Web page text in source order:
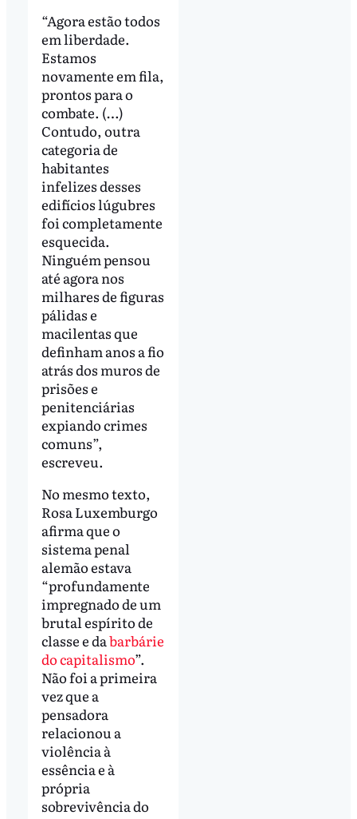
“Agora estão todos
em liberdade.
Estamos
novamente em fila,
prontos para o
combate. (…)
Contudo, outra
categoria de
habitantes
infelizes desses
edifícios lúgubres
foi completamente
esquecida.
Ninguém pensou
até agora nos
milhares de figuras
pálidas e
macilentas que
definham anos a fio
atrás dos muros de
prisões e
penitenciárias
expiando crimes
comuns”,
escreveu.
No mesmo texto,
Rosa Luxemburgo
afirma que o
sistema penal
alemão estava
“profundamente
impregnado de um
brutal espírito de
classe e dabarbárie
do capitalismo”.
Não foi a primeira
vez que a
pensadora
relacionou a
violência à
essência e à
própria
sobrevivência do